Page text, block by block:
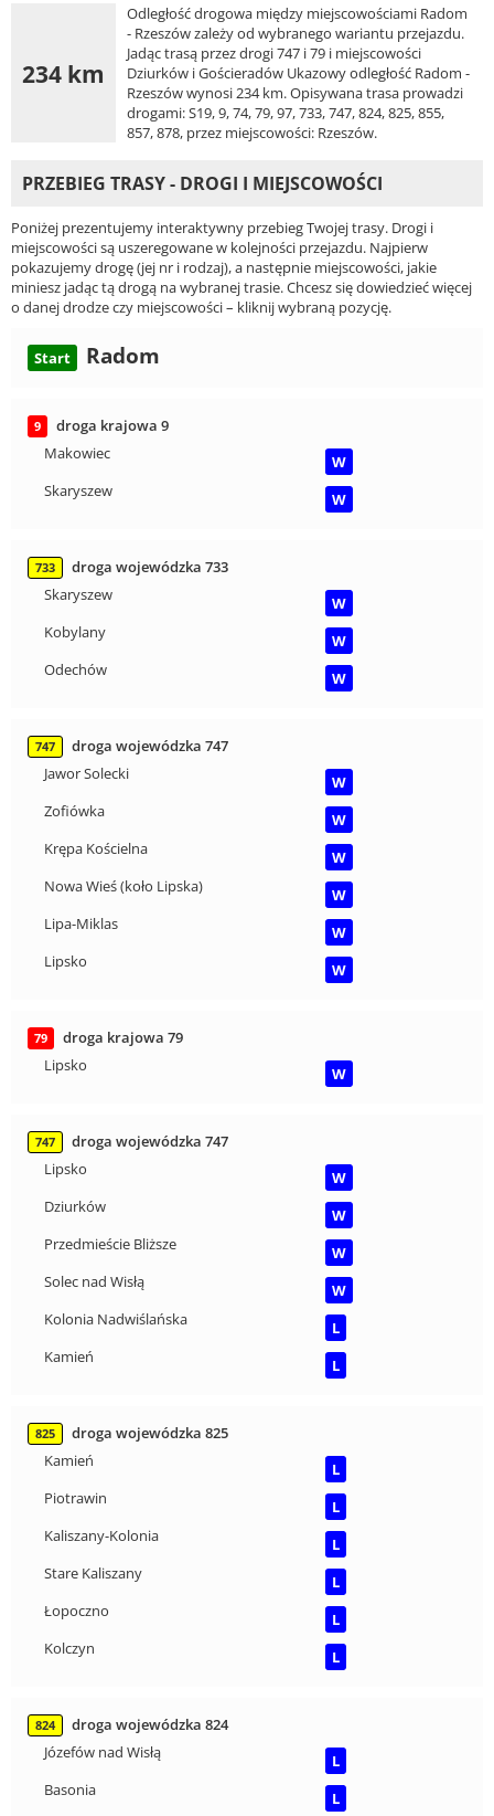
234 km
Odległość drogowa między miejscowościami Radom
- Rzeszów zależy od wybranego wariantu przejazdu.
Jadąc trasą przez drogi 747 i 79 i miejscowości
Dziurków i Gościeradów Ukazowy odległość Radom -
Rzeszów wynosi 234 km. Opisywana trasa prowadzi
drogami: S19, 9, 74, 79, 97, 733, 747, 824, 825, 855,
857, 878, przez miejscowości: Rzeszów.
PRZEBIEG TRASY - DROGI I MIEJSCOWOŚCI
Poniżej prezentujemy interaktywny przebieg Twojej trasy. Drogi i
miejscowości są uszeregowane w kolejności przejazdu. Najpierw
pokazujemy drogę (jej nr i rodzaj), a następnie miejscowości, jakie
miniesz jadąc tą drogą na wybranej trasie. Chcesz się dowiedzieć więcej
o danej drodze czy miejscowości – kliknij wybraną pozycję.
Start Radom
9
droga krajowa 9
Makowiec
W
Skaryszew
W
733
droga wojewódzka 733
Skaryszew
W
Kobylany
W
Odechów
W
747
droga wojewódzka 747
Jawor Solecki
W
Zofiówka
W
Krępa Kościelna
W
Nowa Wieś (koło Lipska)
W
Lipa-Miklas
W
Lipsko
W
79
droga krajowa 79
Lipsko
W
747
droga wojewódzka 747
Lipsko
W
Dziurków
W
Przedmieście Bliższe
W
Solec nad Wisłą
W
Kolonia Nadwiślańska
L
Kamień
L
825
droga wojewódzka 825
Kamień
L
Piotrawin
L
Kaliszany-Kolonia
L
Stare Kaliszany
L
Łopoczno
L
Kolczyn
L
824
droga wojewódzka 824
Józefów nad Wisłą
L
Basonia
L